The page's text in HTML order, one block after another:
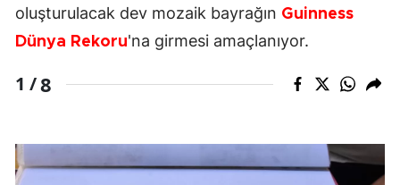
oluşturulacak dev mozaik bayrağın Guinness
Dünya Rekoru'na girmesi amaçlanıyor.
1 /8